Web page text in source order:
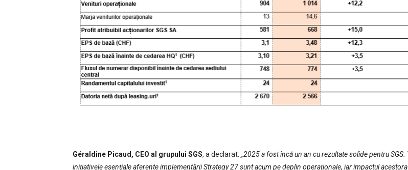
Géraldine Picaud, CEO al grupului SGS, a declarat: „2025 a fost încă un an cu rezultate solide pentru SGS.
inițiativele esențiale aferente implementării Strategy 27 sunt acum pe deplin operaționale, iar impactul